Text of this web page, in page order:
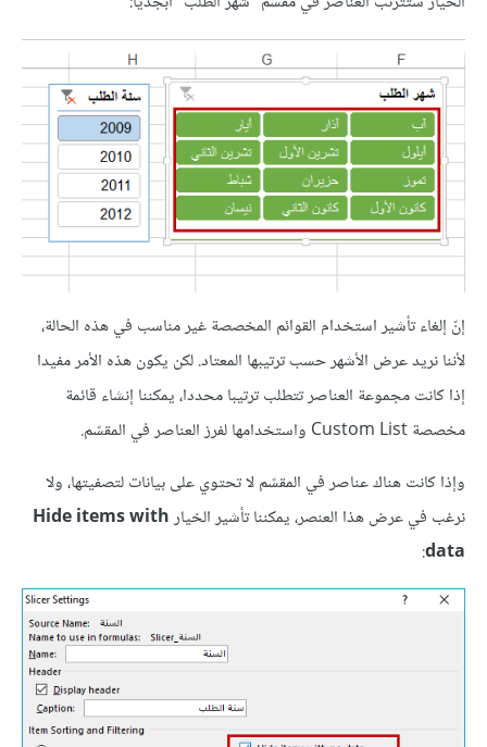
إنّ إلغاء تأشير استخدام القوائم المخصصة غير مناسب في هذه الحالة،
لأننا نريد عرض الأشهر حسب ترتيبها المعتاد. لكن يكون هذه الأمر مفيدا
إذا كانت مجموعة العناصر تتطلب ترتيبا محددا، يمكننا إنشاء قائمة
مخصصة Custom List واستخدامها لفرز العناصر في المقسّم.
وإذا كانت هناك عناصر في المقسّم لا تحتوي على بيانات لتصفيتها، ولا
نرغب في عرض هذا العنصر، يمكننا تأشير الخيارHide items with
data
: